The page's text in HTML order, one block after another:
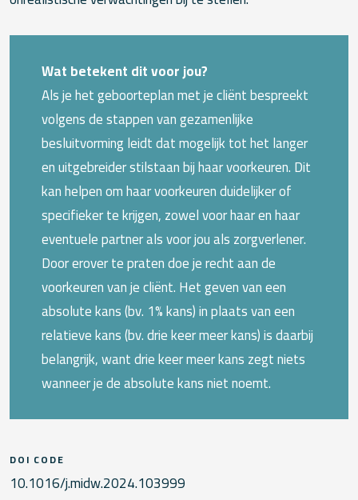
Wat betekent dit voor jou?
Als je het geboorteplan met je cliënt bespreekt
volgens de stappen van gezamenlijke
besluitvorming leidt dat mogelijk tot het langer
en uitgebreider stilstaan bij haar voorkeuren. Dit
kan helpen om haar voorkeuren duidelijker of
specifieker te krijgen, zowel voor haar en haar
eventuele partner als voor jou als zorgverlener.
Door erover te praten doe je recht aan de
voorkeuren van je cliënt. Het geven van een
absolute kans (bv. 1% kans) in plaats van een
relatieve kans (bv. drie keer meer kans) is daarbij
belangrijk, want drie keer meer kans zegt niets
wanneer je de absolute kans niet noemt.
DOI CODE
10.1016/j.midw.2024.103999